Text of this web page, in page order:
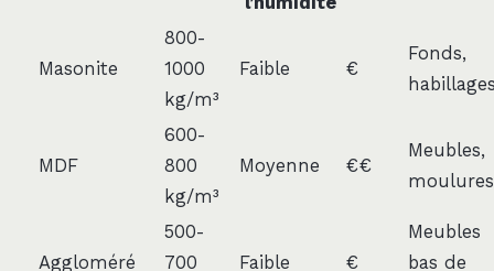
Masonite
800-
1000
kg/m³
Faible €
Fonds,
MDF
600-
800
kg/m³
Moyenne €€
Meubles,
moulures
Aggloméré
500-
700
Faible €
Meubles
bas de